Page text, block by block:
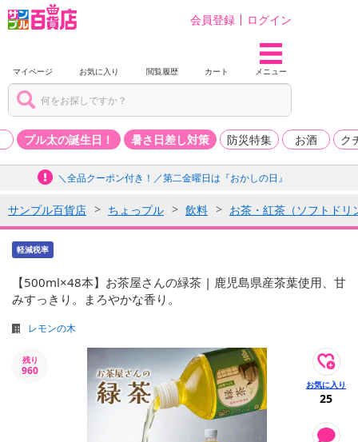
会員登録 ログイン
マイページ お気に入り 閲覧履歴 カート メニュー
プル太の誕生日！ 暑さ日差し対策 防災特集 お酒 ク
＼全品クーポン付き！／第二金曜日は『おかしの日』
サンプル百貨店 ちょっプル 飲料 お茶・紅茶（ソフトドリ
軽減税率
【500ml×48本】お茶屋さんの緑茶 | 鹿児島県産茶葉使用、甘
みすっきり。まろやかな香り。
レモンの木
残り
960
25